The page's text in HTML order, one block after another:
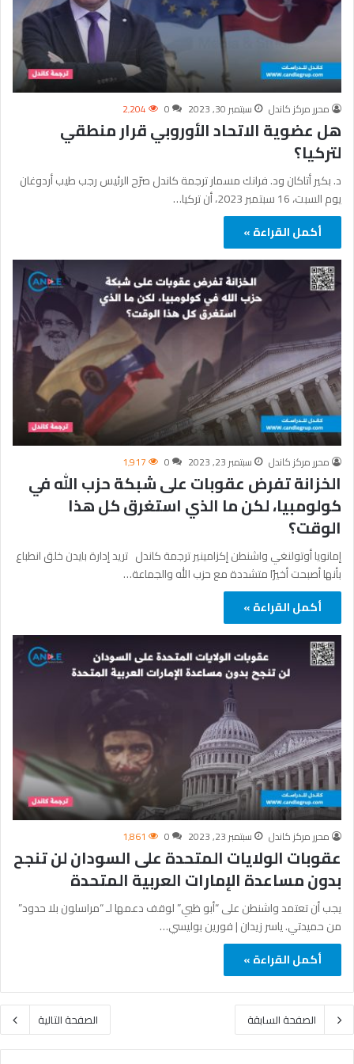
محرر مركز كاندل سبتمبر 30, 2023 0 2٬204
هل عضوية الاتحاد الأوروبي قرار منطقي
لتركيا؟
د. بكير أتاكان ود. فرانك مسمار ترجمة كاندل صرّح الرئيس رجب طيب أردوغان
يوم السبت، 16 سبتمبر 2023، أن تركيا…
أكمل القراءة »
محرر مركز كاندل سبتمبر 23, 2023 0 1٬917
الخزانة تفرض عقوبات على شبكة حزب الله في
كولومبيا، لكن ما الذي استغرق كل هذا
الوقت؟
إمانويا أوتولنغي واشنطن إكزامينير ترجمة كاندل تريد إدارة بايدن خلق انطباع
بأنها أصبحت أخيرًا متشددة مع حزب الله والجماعة…
أكمل القراءة »
محرر مركز كاندل سبتمبر 23, 2023 0 1٬861
عقوبات الولايات المتحدة على السودان لن تنجح
بدون مساعدة الإمارات العربية المتحدة
يجب أن تعتمد واشنطن على “أبو ظبي” لوقف دعمها لـ “مراسلون بلا حدود”
من حميدتي. ياسر زيدان | فورين بوليسي…
أكمل القراءة »
الصفحة السابقة الصفحة التالية